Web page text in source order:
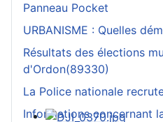
Panneau Pocket
URBANISME : Quelles
Résultats des élections
d'Ordon(89330)
La Police nationale
Informations concernant